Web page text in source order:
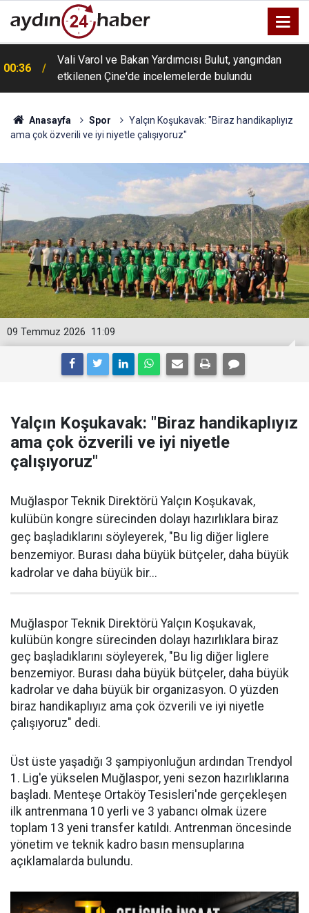
00:36
Vali Varol ve Bakan Yardımcısı Bulut, yangından
etkilenen Çine'de incelemelerde bulundu
Anasayfa Spor
Yalçın Koşukavak: "Biraz handikaplıyız
ama çok özverili ve iyi niyetle çalışıyoruz"
11:09
09 Temmuz 2026
Yalçın Koşukavak: "Biraz handikaplıyız
ama çok özverili ve iyi niyetle
çalışıyoruz"
Muğlaspor Teknik Direktörü Yalçın Koşukavak,
kulübün kongre sürecinden dolayı hazırlıklara biraz
geç başladıklarını söyleyerek, "Bu lig diğer liglere
benzemiyor. Burası daha büyük bütçeler, daha büyük
kadrolar ve daha büyük bir...
Muğlaspor Teknik Direktörü Yalçın Koşukavak,
kulübün kongre sürecinden dolayı hazırlıklara biraz
geç başladıklarını söyleyerek, "Bu lig diğer liglere
benzemiyor. Burası daha büyük bütçeler, daha büyük
kadrolar ve daha büyük bir organizasyon. O yüzden
biraz handikaplıyız ama çok özverili ve iyi niyetle
çalışıyoruz" dedi.
Üst üste yaşadığı 3 şampiyonluğun ardından Trendyol
1. Lig'e yükselen Muğlaspor, yeni sezon hazırlıklarına
başladı. Menteşe Ortaköy Tesisleri'nde gerçekleşen
ilk antrenmana 10 yerli ve 3 yabancı olmak üzere
toplam 13 yeni transfer katıldı. Antrenman öncesinde
yönetim ve teknik kadro basın mensuplarına
açıklamalarda bulundu.